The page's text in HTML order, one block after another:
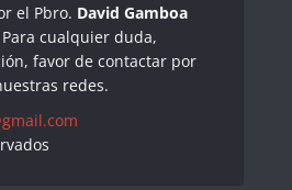
el Pbro. David Gamboa
Para cualquier duda,
favor de contactar por
redes.